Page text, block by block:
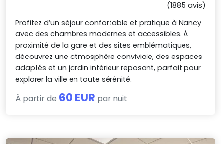
(1885 avis)
Profitez d’un séjour confortable et pratique à Nancy
avec des chambres modernes et accessibles. À
proximité de la gare et des sites emblématiques,
découvrez une atmosphère conviviale, des espaces
adaptés et un jardin intérieur reposant, parfait pour
explorer la ville en toute sérénité.
À partir de 60 EUR par nuit